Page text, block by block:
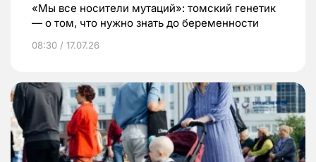
«Мы все носители мутаций»: томский генетик
— о том, что нужно знать до беременности
08:30 / 17.07.26